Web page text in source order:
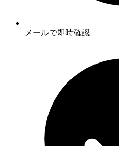
メールで即時確認